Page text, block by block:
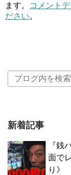
ます。
コメント
ださい。
新着記事
『銭
面で
り》